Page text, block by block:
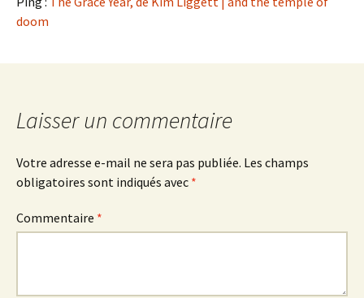
doom
Laisser un commentaire
Votre adresse e-mail ne sera pas publiée. Les champs
obligatoires sont indiqués avec *
Commentaire *